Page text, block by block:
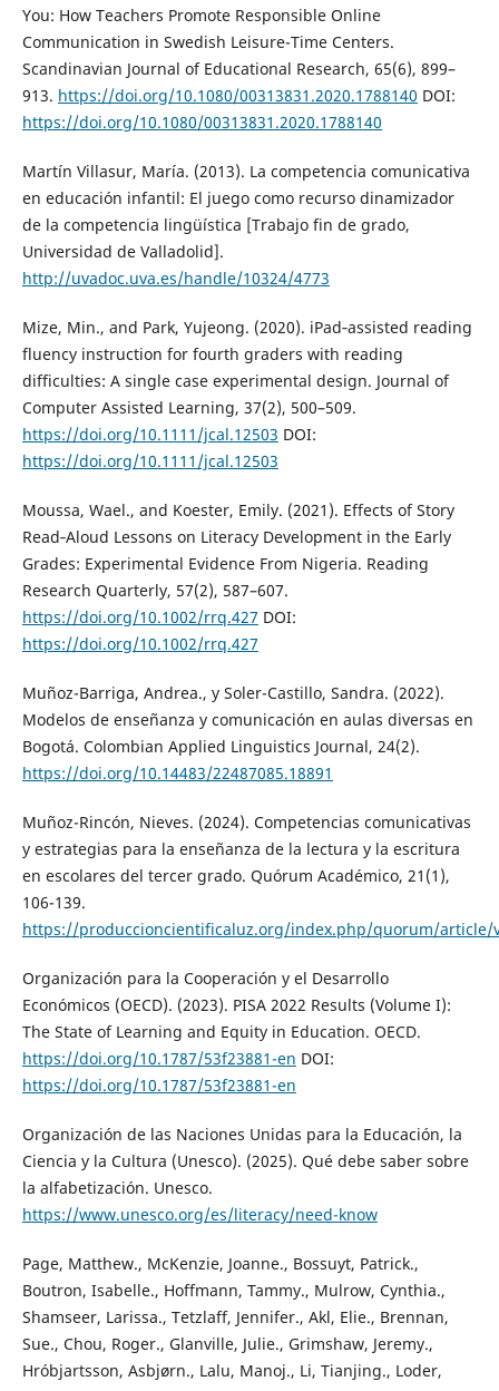
You: How Teachers Promote Responsible Online
Communication in Swedish Leisure-Time Centers.
Scandinavian Journal of Educational Research, 65(6), 899–
913. https://doi.org/10.1080/00313831.2020.1788140 DOI:
https://doi.org/10.1080/00313831.2020.1788140
Martín Villasur, María. (2013). La competencia comunicativa
en educación infantil: El juego como recurso dinamizador
de la competencia lingüística [Trabajo fin de grado,
Universidad de Valladolid].
http://uvadoc.uva.es/handle/10324/4773
Mize, Min., and Park, Yujeong. (2020). iPad‐assisted reading
fluency instruction for fourth graders with reading
difficulties: A single case experimental design. Journal of
Computer Assisted Learning, 37(2), 500–509.
https://doi.org/10.1111/jcal.12503 DOI:
https://doi.org/10.1111/jcal.12503
Moussa, Wael., and Koester, Emily. (2021). Effects of Story
Read‐Aloud Lessons on Literacy Development in the Early
Grades: Experimental Evidence From Nigeria. Reading
Research Quarterly, 57(2), 587–607.
https://doi.org/10.1002/rrq.427 DOI:
https://doi.org/10.1002/rrq.427
Muñoz-Barriga, Andrea., y Soler-Castillo, Sandra. (2022).
Modelos de enseñanza y comunicación en aulas diversas en
Bogotá. Colombian Applied Linguistics Journal, 24(2).
https://doi.org/10.14483/22487085.18891
Muñoz-Rincón, Nieves. (2024). Competencias comunicativas
y estrategias para la enseñanza de la lectura y la escritura
en escolares del tercer grado. Quórum Académico, 21(1),
106-139.
https://produccioncientificaluz.org/index.php/quorum/article/
Organización para la Cooperación y el Desarrollo
Económicos (OECD). (2023). PISA 2022 Results (Volume I):
The State of Learning and Equity in Education. OECD.
https://doi.org/10.1787/53f23881-en DOI:
https://doi.org/10.1787/53f23881-en
Organización de las Naciones Unidas para la Educación, la
Ciencia y la Cultura (Unesco). (2025). Qué debe saber sobre
la alfabetización. Unesco.
https://www.unesco.org/es/literacy/need-know
Page, Matthew., McKenzie, Joanne., Bossuyt, Patrick.,
Boutron, Isabelle., Hoffmann, Tammy., Mulrow, Cynthia.,
Shamseer, Larissa., Tetzlaff, Jennifer., Akl, Elie., Brennan,
Sue., Chou, Roger., Glanville, Julie., Grimshaw, Jeremy.,
Hróbjartsson, Asbjørn., Lalu, Manoj., Li, Tianjing., Loder,